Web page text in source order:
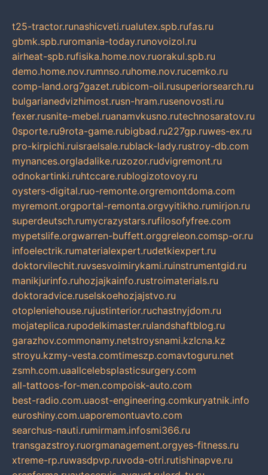
t25-tractor.runashicveti.rualutex.spb.rufas.ru
gbmk.spb.ruromania-today.runovoizol.ru
airheat-spb.rufisika.home.nov.ruorakul.spb.ru
demo.home.nov.rumnso.ruhome.nov.rucemko.ru
comp-land.org7gazet.rubicom-oil.rusuperiorsearch.ru
bulgarianedvizhimost.rusn-hram.rusenovosti.ru
fexer.rusnite-mebel.ruanamvkusno.rutechnosaratov.ru
0sporte.ru9rota-game.rubigbad.ru227gp.ruwes-ex.ru
pro-kirpichi.ruisraelsale.rublack-lady.rustroy-db.com
mynances.orgladalike.ruzozor.rudvigremont.ru
odnokartinki.ruhtccare.rublogizotovoy.ru
oysters-digital.ruo-remonte.orgremontdoma.com
myremont.orgportal-remonta.orgvyitikho.rumirjon.ru
superdeutsch.rumycrazystars.rufilosofyfree.com
mypetslife.orgwarren-buffett.orggreleon.comsp-or.ru
infoelectrik.rumaterialexpert.rudetkiexpert.ru
doktorvilechit.ruvsesvoimirykami.ruinstrumentgid.ru
manikjurinfo.ruhozjajkainfo.rustroimaterials.ru
doktoradvice.ruselskoehozjajstvo.ru
otopleniehouse.rujustinterior.ruchastnyjdom.ru
mojateplica.rupodelkimaster.rulandshaftblog.ru
garazhov.commonamy.netstroysnami.kzlcna.kz
stroyu.kzmy-vesta.comtimeszp.comavtoguru.net
zsmh.com.uaallcelebsplasticsurgery.com
all-tattoos-for-men.compoisk-auto.com
best-radio.com.uaost-engineering.comkuryatnik.info
euroshiny.com.uaporemontuavto.com
searchus-nauti.rumirmam.infosmi366.ru
transgazstroy.ruorgmanagement.orgyes-fitness.ru
xtreme-rp.ruwasdpvp.ruvoda-otri.rutishinapve.ru